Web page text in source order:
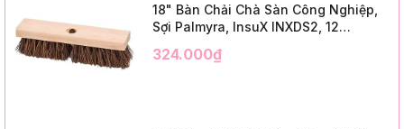
18" Bàn Chải Chà Sàn Công Nghiệp,
Sợi Palmyra, InsuX INXDS2, 12
Trim)
324.000₫